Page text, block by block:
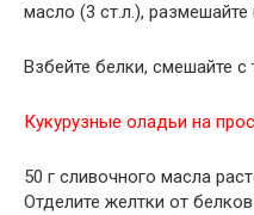
масло (3 ст.л.), размешайте
Взбейте белки, смешайте с
Кукурузные оладьи на
50 г сливочного масла
Отделите желтки от